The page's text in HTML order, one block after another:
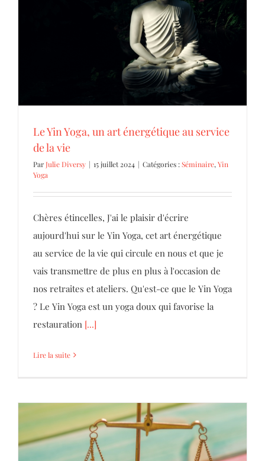
Le Yin Yoga, un art énergétique au service de
la vie
Séminaire Yin Yoga
Le Yin Yoga, un art énergétique au service
de la vie
ParJulie Diversy | 15 juillet 2024 | Catégories :Séminaire, Yin
Yoga
Chères étincelles, J'ai le plaisir d'écrire
aujourd'hui sur le Yin Yoga, cet art énergétique
au service de la vie qui circule en nous et que je
vais transmettre de plus en plus à l'occasion de
nos retraites et ateliers. Qu'est-ce que le Yin Yoga
? Le Yin Yoga est un yoga doux qui favorise la
restauration [...]
Lire la suite